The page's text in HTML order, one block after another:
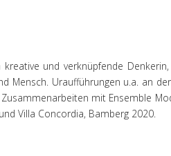
und verknüpfende
Mensch. Uraufführungen u.a. an
mit Ensemble
Villa Concordia, Bamberg 2020.